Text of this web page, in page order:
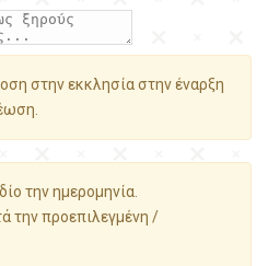
στην εκκλησία στην έναρξη
την ημερομηνία.
την προεπιλεγμένη /